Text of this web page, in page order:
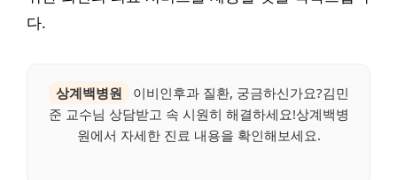
다.
상계백병원
이비인후과 질환, 궁금하신가요?김민
준 교수님 상담받고 속 시원히 해결하세요!상계백병
원에서 자세한 진료 내용을 확인해보세요.